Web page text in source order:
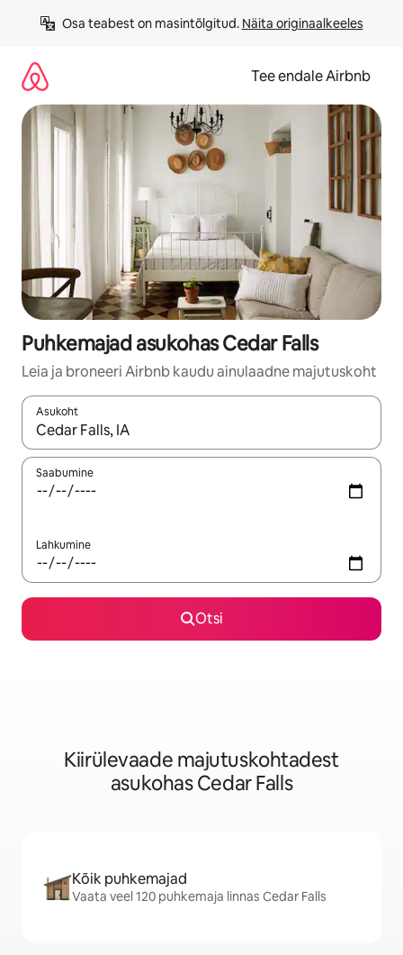
Osa teabest on masintõlgitud. Näita originaalkeeles
Tee endale Airbnb
Puhkemajad asukohas Cedar Falls
Leia ja broneeri Airbnb kaudu ainulaadne majutuskoht
Asukoht
Kui tulemused on kuvatud, liigu ekraanil nooleklahvidega või
Saabumine
Lahkumine
Otsi
Kiirülevaade majutuskohtadest
asukohas Cedar Falls
Kõik puhkemajad
Vaata veel 120 puhkemaja linnas Cedar Falls